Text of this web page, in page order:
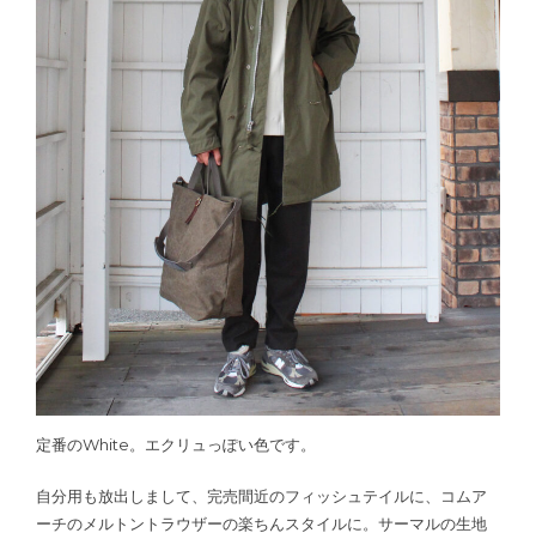
定番のWhite。エクリュっぽい色です。
自分用も放出しまして、完売間近のフィッシュテイルに、コムア
ーチのメルトントラウザーの楽ちんスタイルに。サーマルの生地